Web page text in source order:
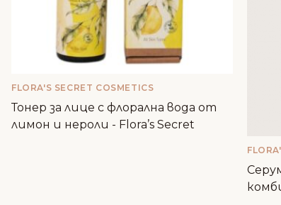
FLORA'S SECRET COSMETICS
Тонер за лице с флорална вода от
лимон и нероли - Flora’s Secret